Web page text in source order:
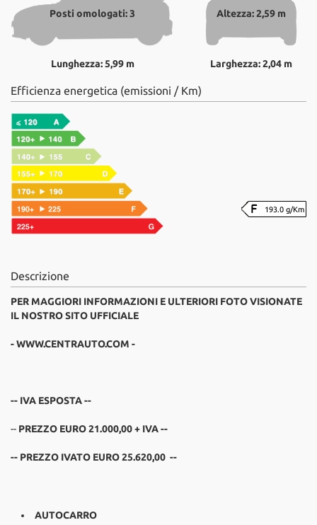
Posti omologati: 3
Lunghezza: 5,99 m
Altezza: 2,59 m
Larghezza: 2,04 m
Efficienza energetica (emissioni / Km)
193.0 g/Km
Descrizione
PER MAGGIORI INFORMAZIONI E ULTERIORI FOTO VISIONATE
IL NOSTRO SITO UFFICIALE
- WWW.CENTRAUTO.COM -
-- IVA ESPOSTA --
-- PREZZO EURO 21.000,00+ IVA --
-- PREZZO IVATO EURO 25.620,00 --
AUTOCARRO